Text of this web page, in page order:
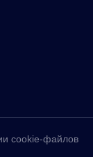
cookie-файлов